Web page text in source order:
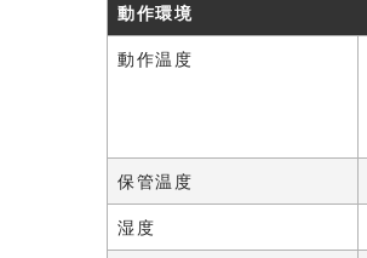
動作環境
動作温度
保管温度
湿度